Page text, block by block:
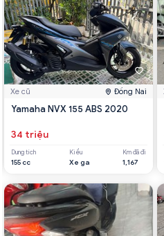
Xe cũ Đồng Nai
Yamaha NVX 155 ABS 2020
34 triệu
Dung tích
155 cc
Kiểu
Xe ga
Km đã đi
1,167